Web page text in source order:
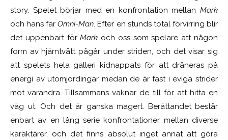
story. Spelet börjar med en konfrontation mellan Mark
och hans farOmni-Man. Efter en stunds total förvirring blir
det uppenbart förMark och oss som spelare att någon
form av hjärntvätt pågår under striden, och det visar sig
att spelets hela galleri kidnappats för att dräneras på
energi av utomjordingar medan de är fast i eviga strider
mot varandra. Tillsammans vaknar de till för att hitta en
väg ut. Och det är ganska magert. Berättandet består
enbart av en lång serie konfrontationer mellan diverse
karaktärer, och det finns absolut inget annat att göra